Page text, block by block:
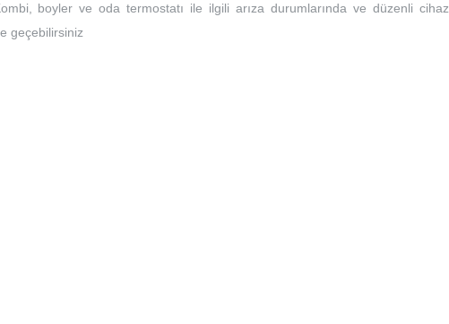
boyler ve oda termostatı ile ilgili arıza durumlarında ve düzenli cihaz
geçebilirsiniz